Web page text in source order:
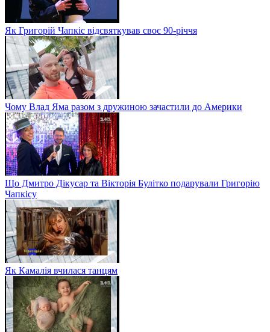
Як Григорій Чапкіс відсвяткував своє 90-річчя
Чому Влад Яма разом з дружиною зачастили до Америки
Що Дмитро Дікусар та Вікторія Булітко подарували Григорію
Чапкісу
Як Камалія вчилася танцям